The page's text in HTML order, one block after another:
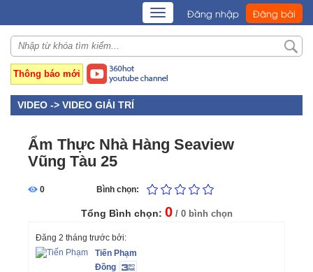
TOGGLE
NAVIGATION
Đăng nhập Đăng bài
Thông báo mới
VIDEO -> VIDEO GIẢI TRÍ
Ẩm Thực Nhà Hàng Seaview
Vũng Tàu 25
0 Bình chọn:
Tổng Bình chọn: 0 / 0 bình chọn
Đăng 2 tháng trước bởi:
Tiến Phạm
Đồng